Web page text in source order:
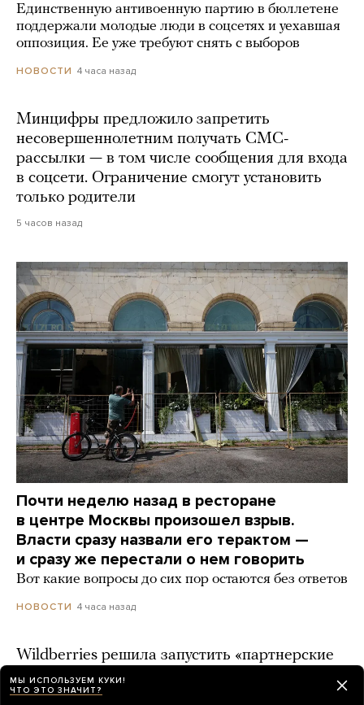
Единственную антивоенную партию в бюллетене
поддержали молодые люди в соцсетях и уехавшая
оппозиция. Ее уже требуют снять с выборов
НОВОСТИ 4 часа назад
Минцифры предложило запретить
несовершеннолетним получать СМС-
рассылки — в том числе сообщения для входа
в соцсети. Ограничение смогут установить
только родители
5 часов назад
Почти неделю назад в ресторане
в центре Москвы произошел взрыв.
Власти сразу назвали его терактом —
и сразу же перестали о нем говорить
Вот какие вопросы до сих пор остаются без ответов
НОВОСТИ 4 часа назад
Wildberries решила запустить «партнерские
хабы» для хранения товаров
МЫ ИСПОЛЬЗУЕМ КУКИ!
ЧТО ЭТО ЗНАЧИТ?